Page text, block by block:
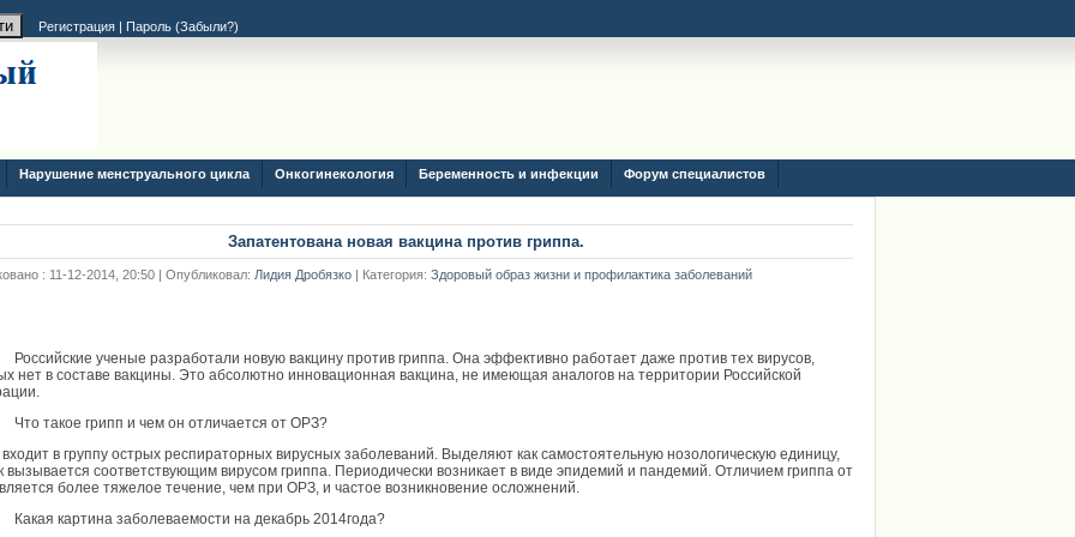
Регистрация | Пароль (Забыли?)
Нарушение менструального цикла Онкогинекология Беременность и инфекции Форум специалистов
Запатентована новая вакцина против гриппа.
: 11-12-2014, 20:50 | Опубликовал: Лидия Дробязко | Категория: Здоровый образ жизни и профилактика заболеваний
Российские ученые разработали новую вакцину против гриппа. Она эффективно работает даже против тех вирусов,
нет в составе вакцины. Это абсолютно инновационная вакцина, не имеющая аналогов на территории Российской
Что такое грипп и чем он отличается от ОРЗ?
входит в группу острых респираторных вирусных заболеваний. Выделяют как самостоятельную нозологическую единицу,
вызывается соответствующим вирусом гриппа. Периодически возникает в виде эпидемий и пандемий. Отличием гриппа от
более тяжелое течение, чем при ОРЗ, и частое возникновение осложнений.
Какая картина заболеваемости на декабрь 2014года?